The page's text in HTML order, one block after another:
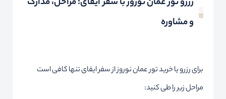
و مشاوره
برای رزرو یا خرید تور عمان نوروز از سفر ایفای تنها کافی است
مراحل زیر را طی کنید: